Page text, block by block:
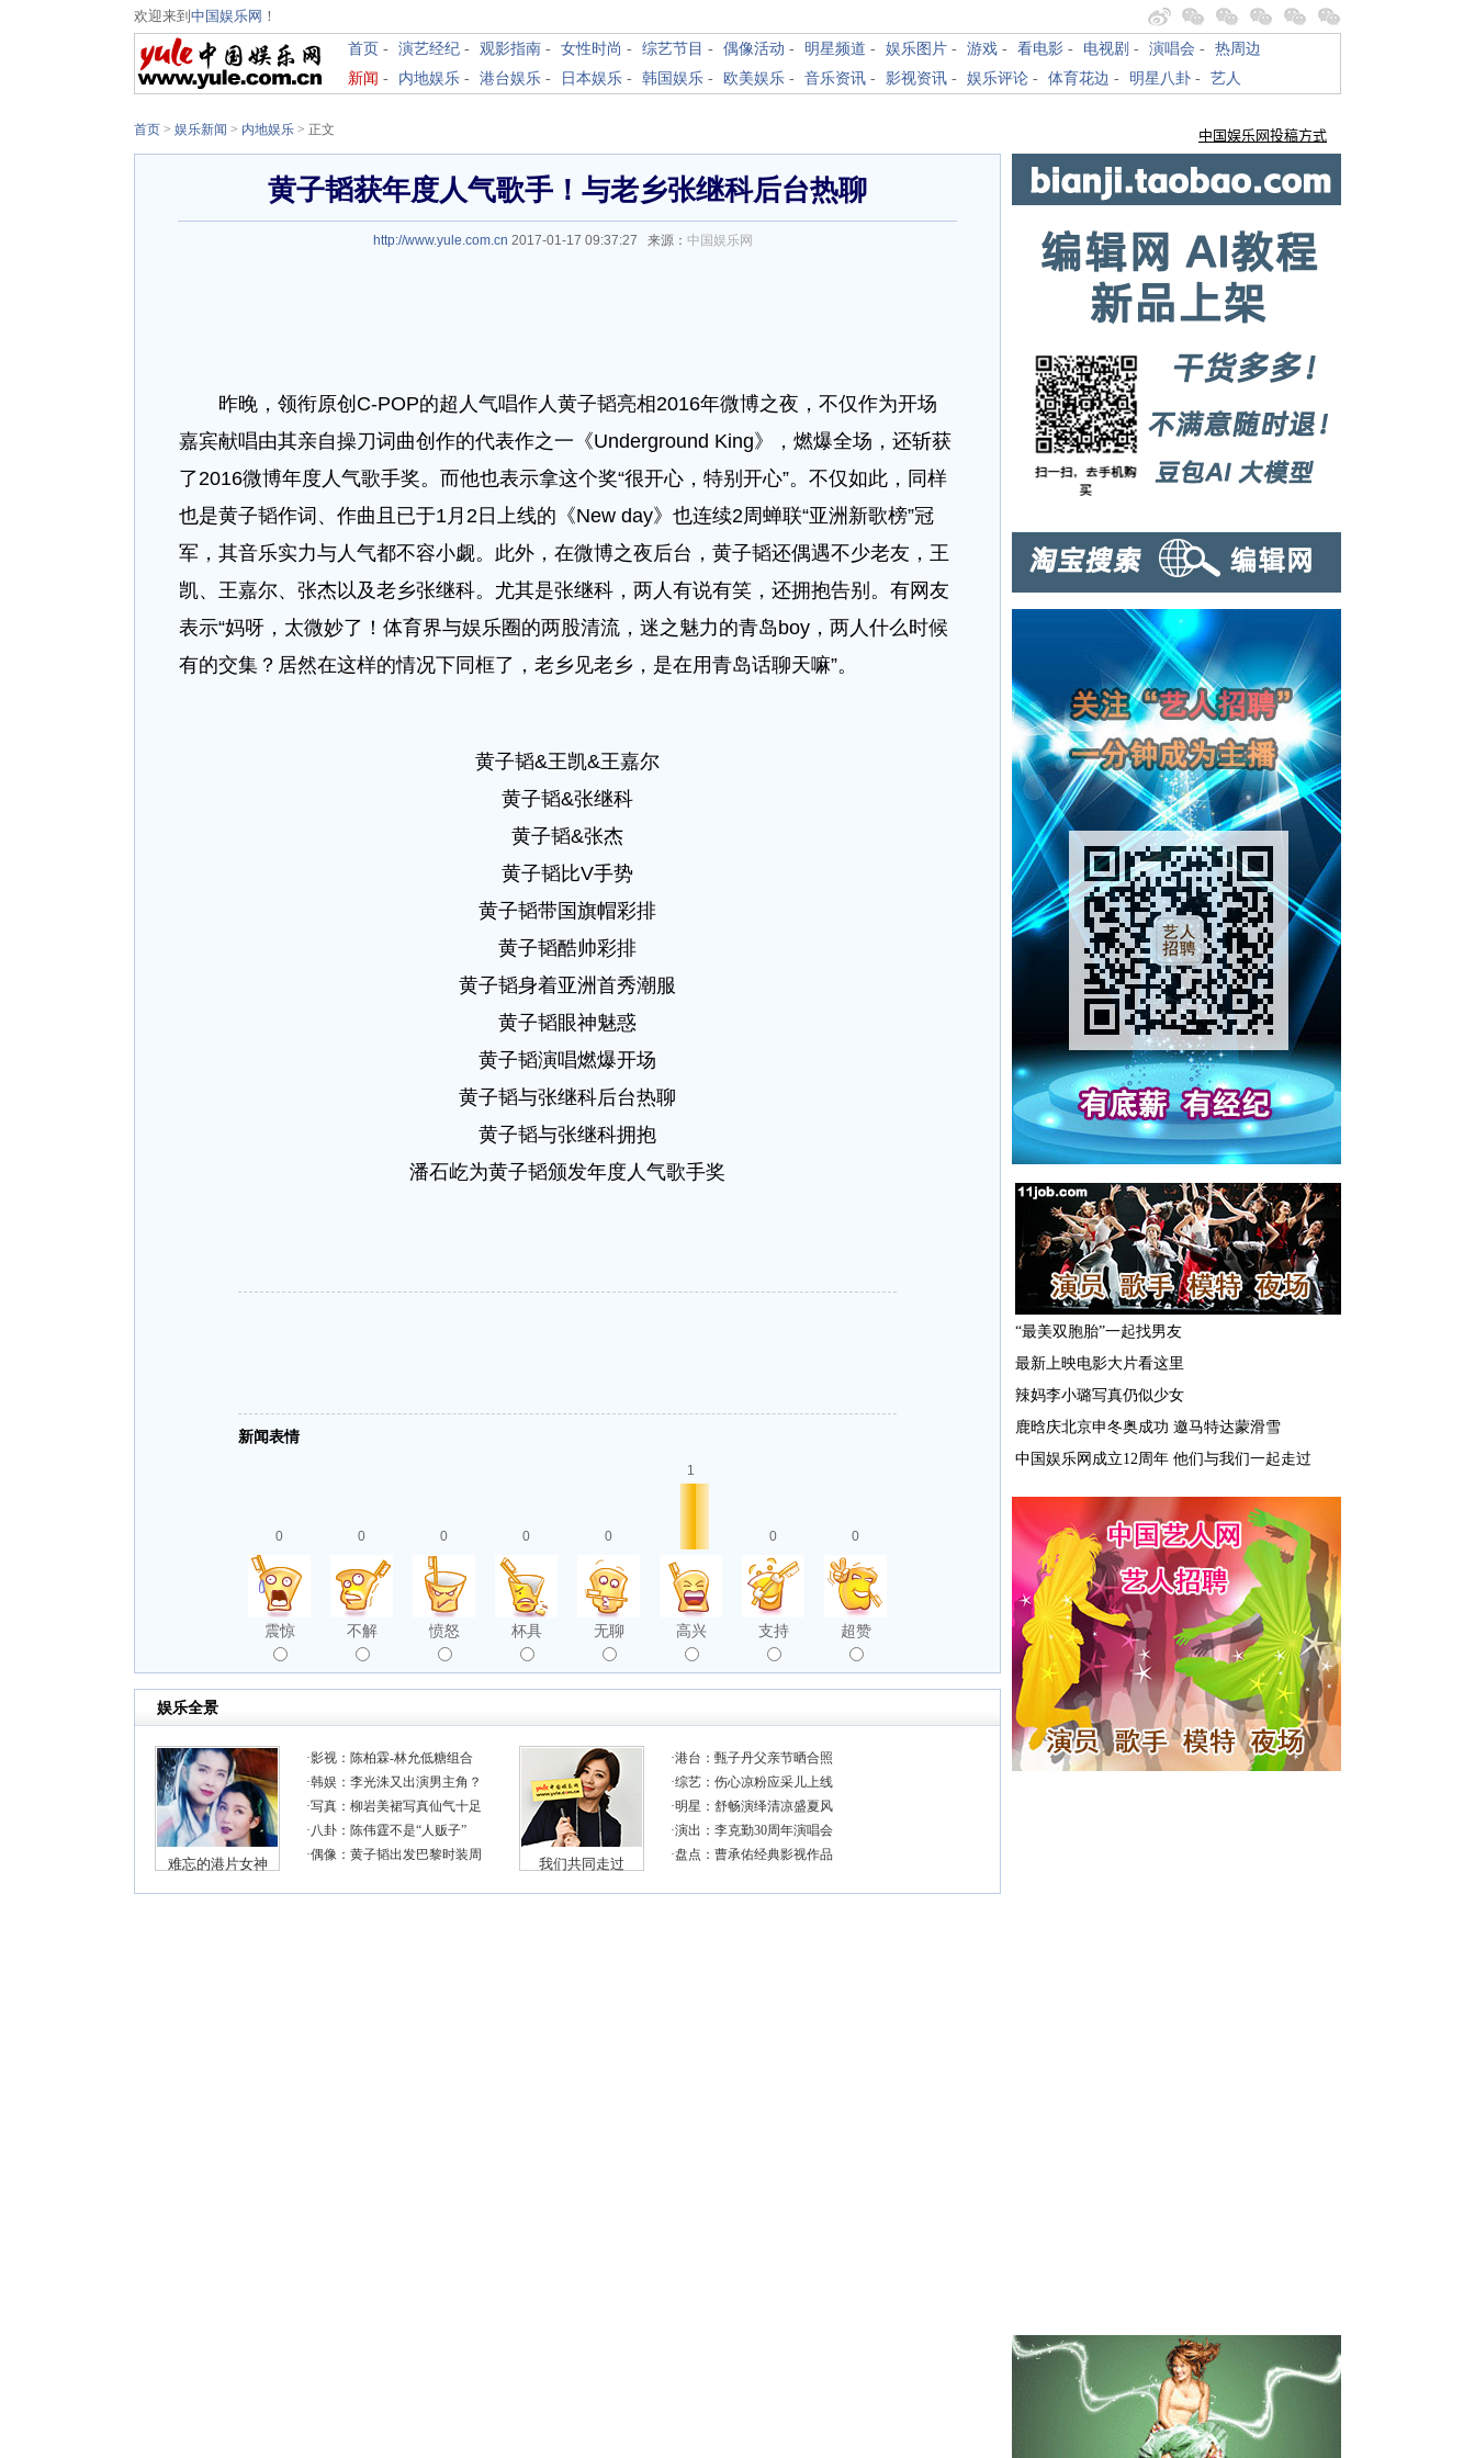
欢迎来到 中国娱乐网 ！
首页 - 演艺经纪 - 观影指南 - 女性时尚 - 综艺节目 - 偶像活动 - 明星频道 - 娱乐图片 - 游戏 - 看电影 - 电视剧 - 演唱会 - 热周边
新闻 - 内地娱乐 - 港台娱乐 - 日本娱乐 - 韩国娱乐 - 欧美娱乐 - 音乐资讯 - 影视资讯 - 娱乐评论 - 体育花边 - 明星八卦 - 艺人
首页 > 娱乐新闻 > 内地娱乐 > 正文
黄子韬获年度人气歌手！与老乡张继科后台热聊
http://www.yule.com.cn 2017-01-17 09:37:27 来源： 中国娱乐网
昨晚，领衔原创C-POP的超人气唱作人黄子韬亮相2016年微博之夜，不仅作为开场
嘉宾献唱由其亲自操刀词曲创作的代表作之一《Underground King》，燃爆全场，还斩获
了2016微博年度人气歌手奖。而他也表示拿这个奖“很开心，特别开心”。不仅如此，同样
也是黄子韬作词、作曲且已于1月2日上线的《New day》也连续2周蝉联“亚洲新歌榜”冠
军，其音乐实力与人气都不容小觑。此外，在微博之夜后台，黄子韬还偶遇不少老友，王
凯、王嘉尔、张杰以及老乡张继科。尤其是张继科，两人有说有笑，还拥抱告别。有网友
表示“妈呀，太微妙了！体育界与娱乐圈的两股清流，迷之魅力的青岛boy，两人什么时候
有的交集？居然在这样的情况下同框了，老乡见老乡，是在用青岛话聊天嘛”。
黄子韬&王凯&王嘉尔
黄子韬&张继科
黄子韬&张杰
黄子韬比V手势
黄子韬带国旗帽彩排
黄子韬酷帅彩排
黄子韬身着亚洲首秀潮服
黄子韬眼神魅惑
黄子韬演唱燃爆开场
黄子韬与张继科后台热聊
黄子韬与张继科拥抱
潘石屹为黄子韬颁发年度人气歌手奖
新闻表情
0
震惊
0
不解
0
愤怒
0
杯具
0
无聊
1
高兴
0
支持
0
超赞